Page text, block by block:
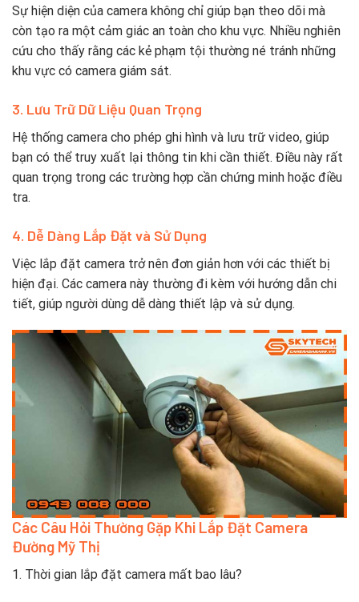
Sự hiện diện của camera không chỉ giúp bạn theo dõi mà
còn tạo ra một cảm giác an toàn cho khu vực. Nhiều nghiên
cứu cho thấy rằng các kẻ phạm tội thường né tránh những
khu vực có camera giám sát.
3. Lưu Trữ Dữ Liệu Quan Trọng
Hệ thống camera cho phép ghi hình và lưu trữ video, giúp
bạn có thể truy xuất lại thông tin khi cần thiết. Điều này rất
quan trọng trong các trường hợp cần chứng minh hoặc điều
tra.
4. Dễ Dàng Lắp Đặt và Sử Dụng
Việc lắp đặt camera trở nên đơn giản hơn với các thiết bị
hiện đại. Các camera này thường đi kèm với hướng dẫn chi
tiết, giúp người dùng dễ dàng thiết lập và sử dụng.
Các Câu Hỏi Thường Gặp Khi Lắp Đặt Camera
Đường Mỹ Thị
1. Thời gian lắp đặt camera mất bao lâu?